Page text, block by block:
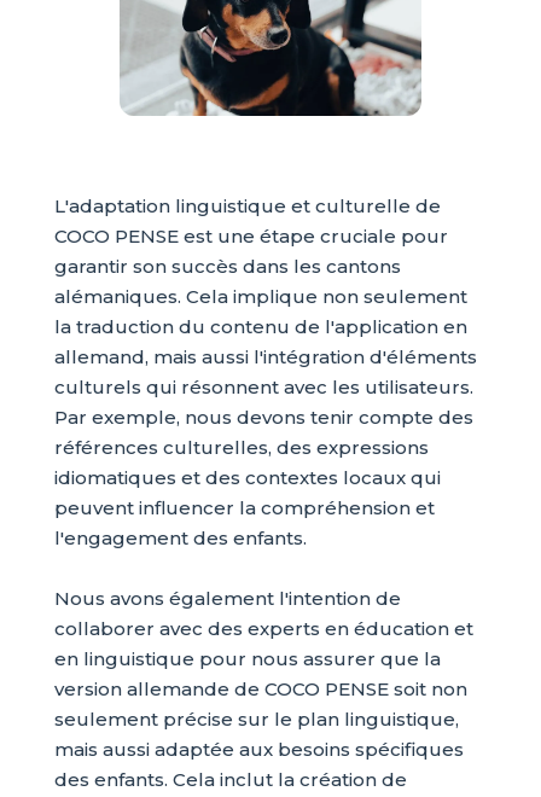
L'adaptation linguistique et culturelle de
COCO PENSE est une étape cruciale pour
garantir son succès dans les cantons
alémaniques. Cela implique non seulement
la traduction du contenu de l'application en
allemand, mais aussi l'intégration d'éléments
culturels qui résonnent avec les utilisateurs.
Par exemple, nous devons tenir compte des
références culturelles, des expressions
idiomatiques et des contextes locaux qui
peuvent influencer la compréhension et
l'engagement des enfants.
Nous avons également l'intention de
collaborer avec des experts en éducation et
en linguistique pour nous assurer que la
version allemande de COCO PENSE soit non
seulement précise sur le plan linguistique,
mais aussi adaptée aux besoins spécifiques
des enfants. Cela inclut la création de